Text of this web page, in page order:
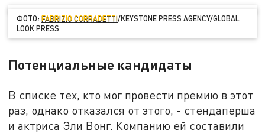
ФОТО:FABRIZIO CORRADETTI/KEYSTONE PRESS AGENCY/GLOBAL
LOOK PRESS
Потенциальные кандидаты
В списке тех, кто мог провести премию в этот
раз, однако отказался от этого, - стендаперша
и актриса Эли Вонг. Компанию ей составили